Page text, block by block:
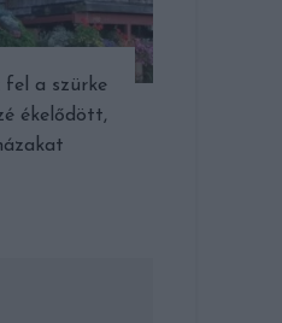
fel a szürke
ékelődött,